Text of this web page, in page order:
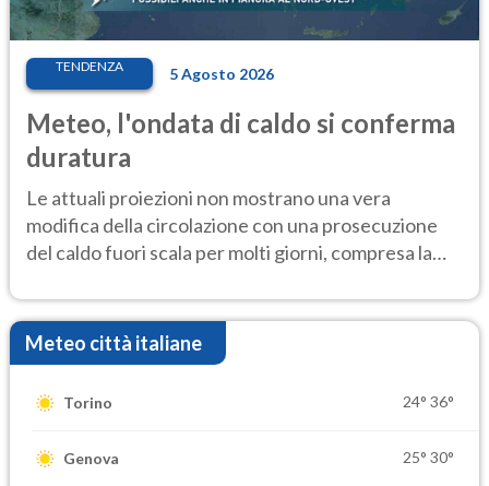
TENDENZA 5 Agosto 2026
Meteo, l'ondata di caldo si conferma
duratura
Le attuali proiezioni non mostrano una vera
modifica della circolazione con una prosecuzione
del caldo fuori scala per molti giorni, compresa la
Meteo città italiane
Torino 24° 36°
Genova 25° 30°